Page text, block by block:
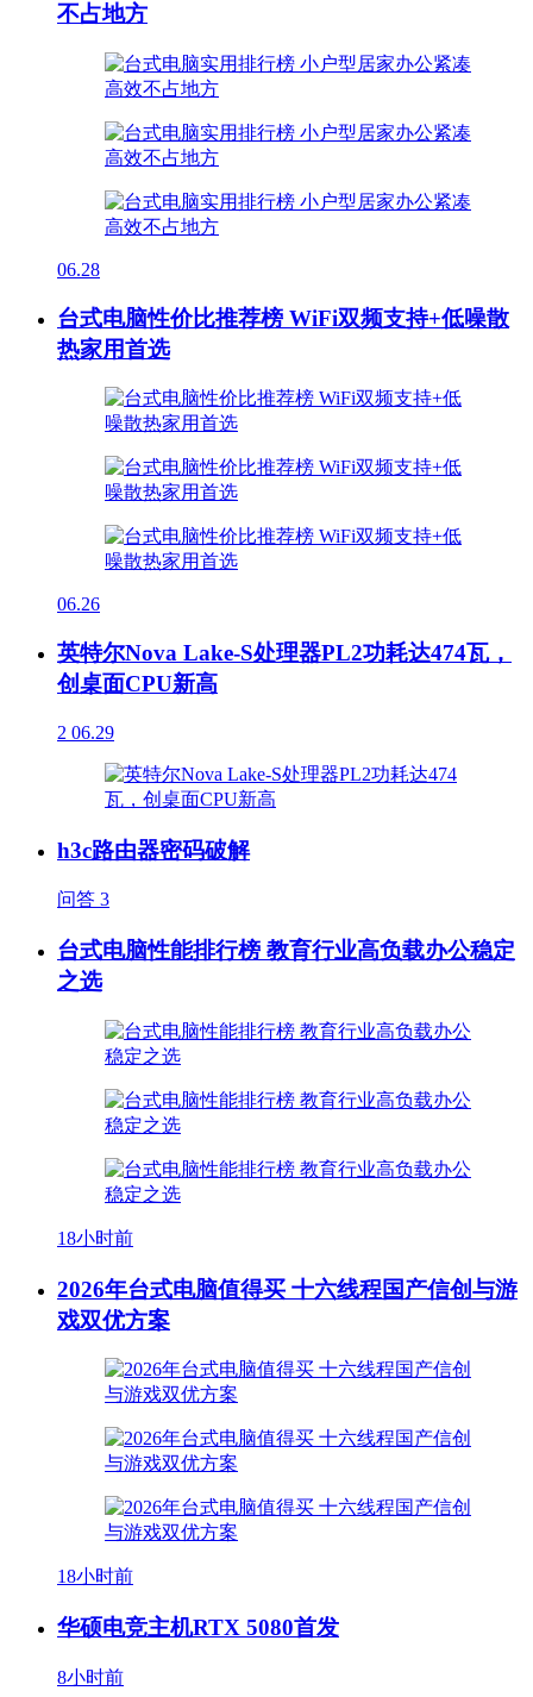
不占地方
06.28
台式电脑性价比推荐榜 WiFi双频支持+低噪散
热家用首选
06.26
英特尔Nova Lake-S处理器PL2功耗达474瓦，
创桌面CPU新高
2 06.29
h3c路由器密码破解
问答 3
台式电脑性能排行榜 教育行业高负载办公稳定
之选
18小时前
2026年台式电脑值得买 十六线程国产信创与游
戏双优方案
18小时前
华硕电竞主机RTX 5080首发
8小时前